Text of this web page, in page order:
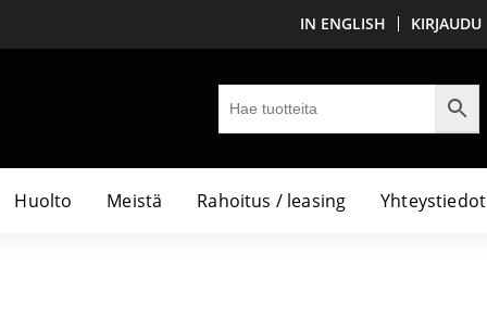
IN ENGLISH KIRJAUDU
Huolto Meistä Rahoitus / leasing Yhteystiedot